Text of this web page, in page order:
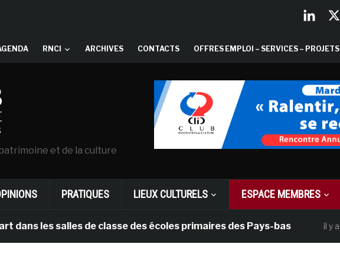
RNCI ARCHIVES CONTACTS OFFRES EMPLOI – SERVICES – PROJETS
et de la culture
PRATIQUES LIEUX CULTURELS ESPACE MEMBRES
les salles de classe des écoles primaires des Pays-bas il y a 1 mois